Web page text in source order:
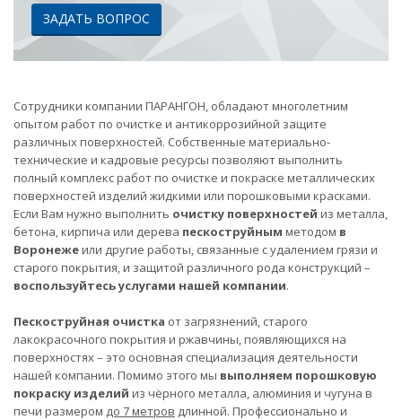
ЗАДАТЬ ВОПРОС
Сотрудники компании ПАРАНГОН, обладают многолетним
опытом работ по очистке и антикоррозийной защите
различных поверхностей. Собственные материально-
технические и кадровые ресурсы позволяют выполнить
полный комплекс работ по очистке и покраске металлических
поверхностей изделий жидкими или порошковыми красками.
Если Вам нужно выполнить очистку поверхностей из металла,
бетона, кирпича или дерева пескоструйным методом в
Воронежеили другие работы, связанные с удалением грязи и
старого покрытия, и защитой различного рода конструкций –
воспользуйтесь услугами нашей компании.
Пескоструйная очистка от загрязнений, старого
лакокрасочного покрытия и ржавчины, появляющихся на
поверхностях – это основная специализация деятельности
нашей компании. Помимо этого мы выполняем порошковую
покраску изделий из чёрного металла, алюминия и чугуна в
печи размером до 7 метров длинной. Профессионально и